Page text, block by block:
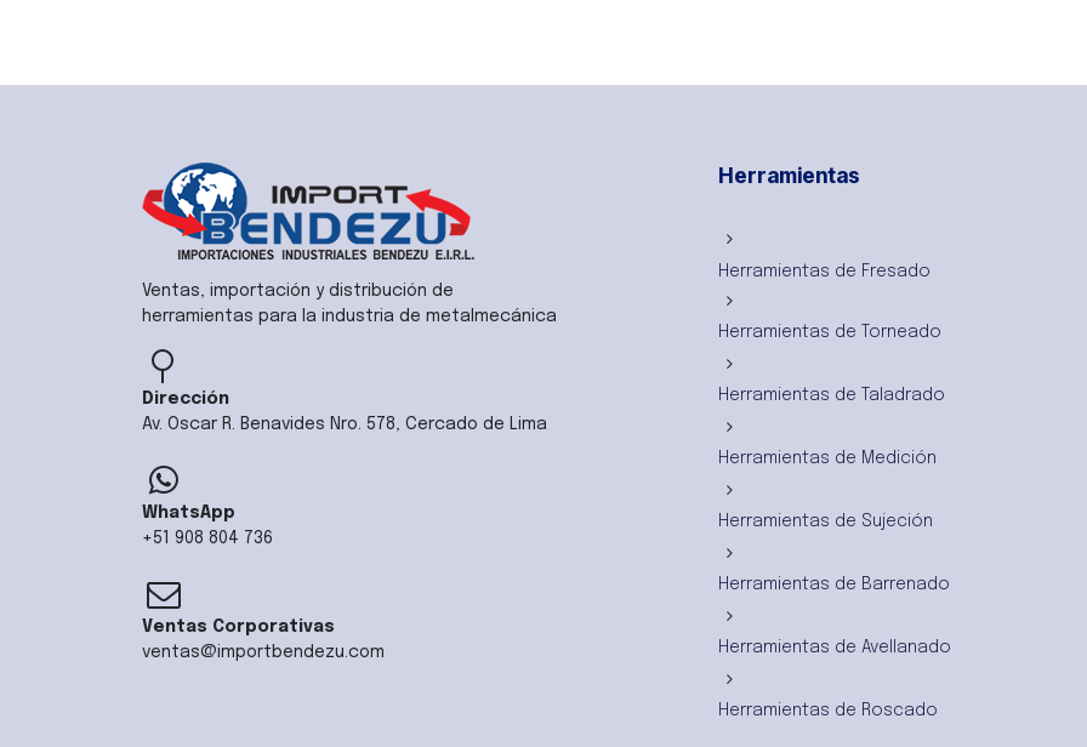
Ventas, importación y distribución de
herramientas para la industria de metalmecánica
Dirección
Av. Oscar R. Benavides Nro. 578, Cercado de Lima
WhatsApp
+51 908 804 736
Ventas Corporativas
ventas@importbendezu.com
Herramientas
Herramientas de Fresado
Herramientas de Torneado
Herramientas de Taladrado
Herramientas de Medición
Herramientas de Sujeción
Herramientas de Barrenado
Herramientas de Avellanado
Herramientas de Roscado